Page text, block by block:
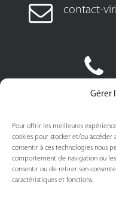
Gérer
Pour offrir les meilleures
cookies pour stocker et/ou accéder
consentir à ces technologies nous
comportement de navigation ou
consentir ou de retirer son
caractéristiques et fonctions.
contact-